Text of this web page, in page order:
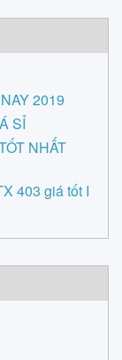
2019
SỈ
NHẤT
403 giá tốt I